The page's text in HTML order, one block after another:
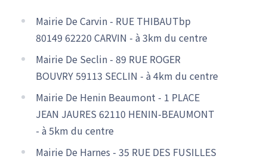
Mairie De Carvin - RUE THIBAUTbp
80149 62220 CARVIN - à 3km du centre
Mairie De Seclin - 89 RUE ROGER
BOUVRY 59113 SECLIN - à 4km du centre
Mairie De Henin Beaumont - 1 PLACE
JEAN JAURES 62110 HENIN-BEAUMONT
- à 5km du centre
Mairie De Harnes - 35 RUE DES FUSILLES